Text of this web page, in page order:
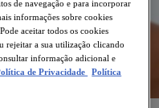
de navegação e para incorporar
informações sobre cookies
aceitar todos os cookies
a sua utilização clicando
informação adicional e
de Privacidade
Política